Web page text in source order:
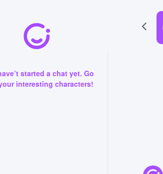
started a chat yet. Go
interesting characters!